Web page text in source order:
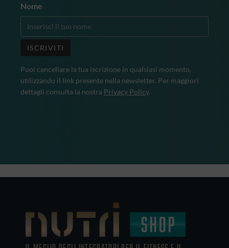
Nome
Puoi cancellare la tua iscrizione in qualsiasi momento,
utilizzando il link presente nella newsletter. Per maggiori
dettagli consulta la nostra Privacy Policy.